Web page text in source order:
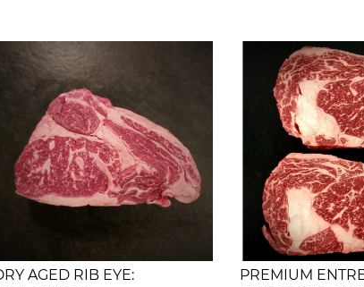
AGED RIB EYE:
PREMIUM